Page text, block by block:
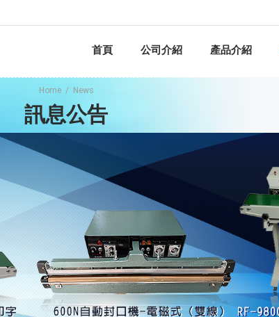
首頁 公司介紹 產品介紹
Home / News
訊息公告